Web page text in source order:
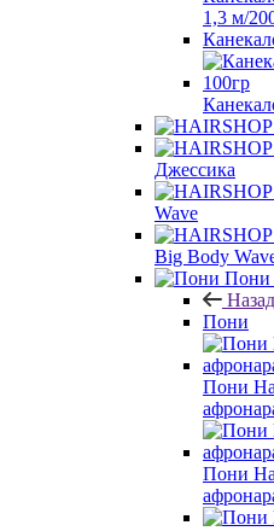
1,3 м/
Джессика
Wave
Big Body
Пони
Назад
Пони
Пони
Пони